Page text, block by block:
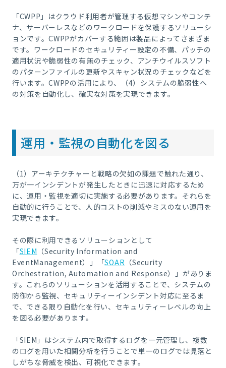
「CWPP」はクラウド利用者が管理する仮想マシンやコンテ
ナ、サーバーレスなどのワークロードを保護するソリューシ
ョンです。CWPPがカバーする範囲は製品によってさまざま
です。ワークロードのセキュリティー設定の不備、パッチの
適用状況や脆弱性の有無のチェック、アンチウイルスソフト
のパターンファイルの更新やスキャン状況のチェックなどを
行います。CWPPの活用により、（4）システムの脆弱性へ
の対策を自動化し、確実な対策を実現できます。
運用・監視の自動化を図る
（1）アーキテクチャーと戦略の欠如の課題で触れた通り、
万が一インシデントが発生したときに迅速に対応するため
に、運用・監視を適切に実施する必要があります。それらを
自動的に行うことで、人的コストの削減やミスのない運用を
実現できます。
その際に利用できるソリューションとして
「SIEM （Security Information and
EventManagement）」「SOAR （Security
Orchestration, Automation and Response）」がありま
す。これらのソリューションを活用することで、システムの
防御から監視、セキュリティーインシデント対応に至るま
で、できる限り自動化を行い、セキュリティーレベルの向上
を図る必要があります。
「SIEM」はシステム内で取得するログを一元管理し、複数
のログを用いた相関分析を行うことで単一のログでは見落と
しがちな脅威を検出、可視化できます。